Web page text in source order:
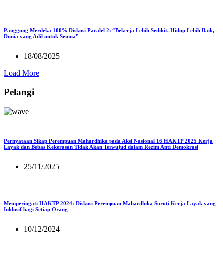
Panggung Merdeka 100% Diskusi Paralel 2: “Bekerja Lebih Sedikit, Hidup Lebih Baik,
Dunia yang Adil untuk Semua”
18/08/2025
Load More
Pelangi
Pernyataan Sikap Perempuan Mahardhika pada Aksi Nasional 16 HAKTP 2025 Kerja
Layak dan Bebas Kekerasan Tidak Akan Terwujud dalam Rezim Anti Demokrasi
25/11/2025
Memperingati HAKTP 2024: Diskusi Perempuan Mahardhika Soroti Kerja Layak yang
Inklusif bagi Setiap Orang
10/12/2024